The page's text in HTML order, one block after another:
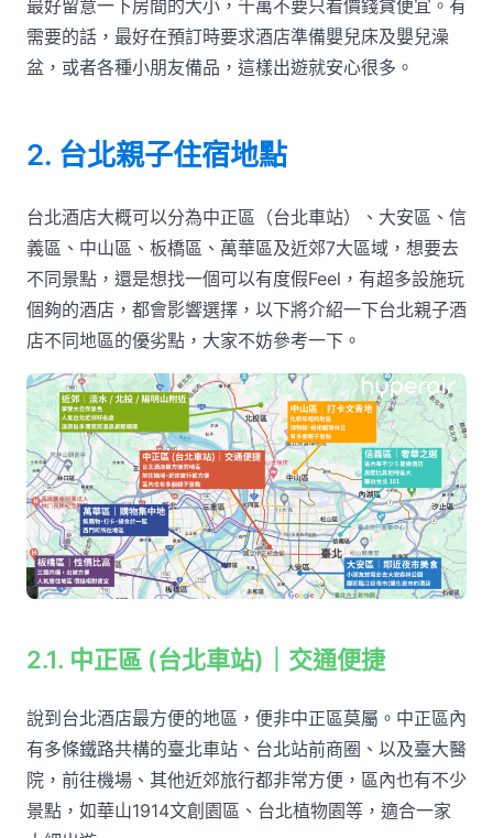
最好留意一下房間的大小，千萬不要只看價錢貪便宜。有
需要的話，最好在預訂時要求酒店準備嬰兒床及嬰兒澡
盆，或者各種小朋友備品，這樣出遊就安心很多。
2. 台北親子住宿地點
台北酒店大概可以分為中正區（台北車站）、大安區、信
義區、中山區、板橋區、萬華區及近郊7大區域，想要去
不同景點，還是想找一個可以有度假Feel，有超多設施玩
個夠的酒店，都會影響選擇，以下將介紹一下台北親子酒
店不同地區的優劣點，大家不妨參考一下。
2.1. 中正區 (台北車站)｜交通便捷
說到台北酒店最方便的地區，便非中正區莫屬。中正區內
有多條鐵路共構的臺北車站、台北站前商圈、以及臺大醫
院，前往機場、其他近郊旅行都非常方便，區內也有不少
景點，如華山1914文創園區、台北植物園等，適合一家